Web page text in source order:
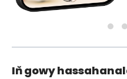
Iň gowy